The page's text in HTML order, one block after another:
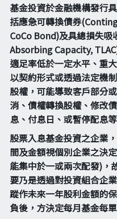
基金投資於金融機構發行
括應急可轉換債券
CoCo Bond)及具總損失
Absorbing Capacity,
適足率低於一定水平、重
以契約形式或透過法定機
股權，可能導致客戶部分
消、債權轉換股權、修改
息、付息日、或暫停配息
股票入息基金投資之企業
間及金額視個別企業之決
能集中於一或兩次配發)，
要乃是透過對投資組合企
蹤作未來一年股利金額的
負後，方決定每月基金每